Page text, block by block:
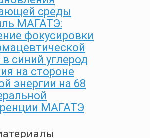
среды
МАГАТЭ:
фокусировки
синий углерод
на стороне
энергии на 68
МАГАТЭ